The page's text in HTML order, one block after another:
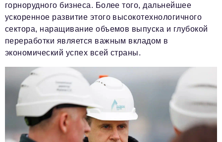
горнорудного бизнеса. Более того, дальнейшее
ускоренное развитие этого высокотехнологичного
сектора, наращивание объемов выпуска и глубокой
переработки является важным вкладом в
экономический успех всей страны.